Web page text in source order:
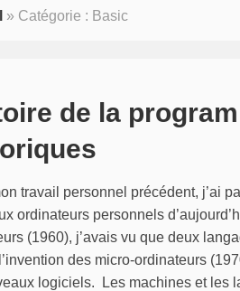
» Catégorie : Basic
de la
travail personnel précédent, j’ai
ordinateurs personnels
(1960), j’avais vu que deux
des micro-ordinateurs
logiciels. Les machines et les